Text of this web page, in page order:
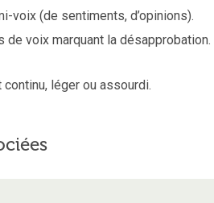
voix (de sentiments, d’opinions).
de voix marquant la désapprobation.
continu, léger ou assourdi.